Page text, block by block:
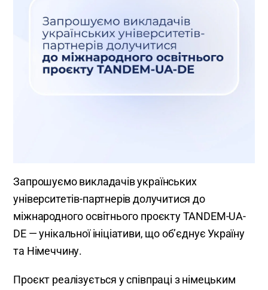
Запрошуємо викладачів українських
університетів-партнерів долучитися до
міжнародного освітнього проєкту TANDEM-UA-
DE — унікальної ініціативи, що об’єднує Україну
та Німеччину.
Проєкт реалізується у співпраці з німецьким